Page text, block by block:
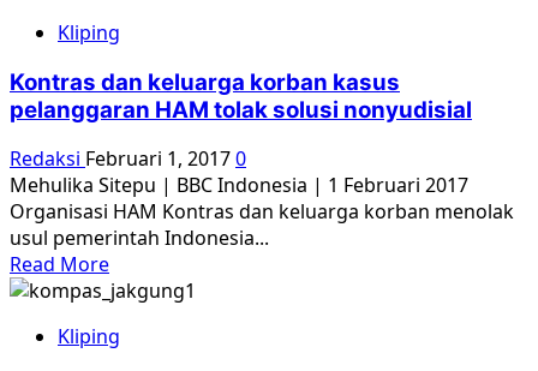
KontraS:
Dan
Komnas
Diduga
Lakukan
Maladministrasi
Kliping
Kontras dan keluarga korban kasus
pelanggaran HAM tolak solusi nonyudisial
Redaksi Februari 1, 20170
Mehulika Sitepu | BBC Indonesia | 1 Februari 2017
Organisasi HAM Kontras dan keluarga korban menolak
usul pemerintah Indonesia...
Read MoreRead
more
Kontras
Kliping